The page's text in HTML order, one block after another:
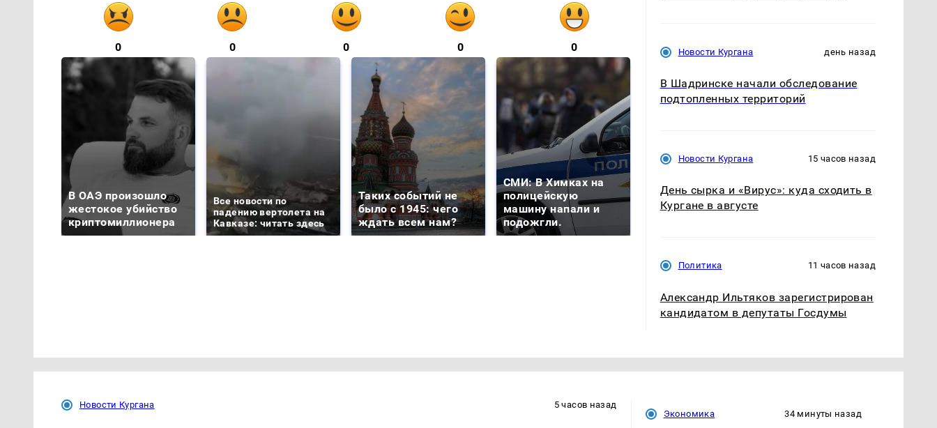
0 0 0 0 0
В ОАЭ произошло
жестокое убийство
криптомиллионера
Все новости по
падению вертолета на
Кавказе: читать здесь
Таких событий не
было с 1945: чего
ждать всем нам?
СМИ: В Химках на
полицейскую
машину напали и
подожгли.
Где будет встреча
президентов США и
Такую зиму в России
Новости Кургана день назад
В Шадринске начали обследование
подтопленных территорий
Новости Кургана 15 часов назад
День сырка и «Вирус»: куда сходить в
Кургане в августе
Политика 11 часов назад
Александр Ильтяков зарегистрирован
кандидатом в депутаты Госдумы
Новости Кургана 5 часов назад
Экономика 34 минуты назад